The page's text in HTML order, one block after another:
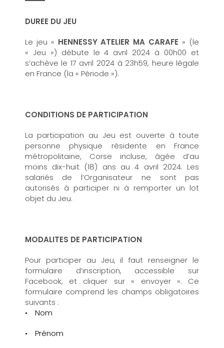
DUREE DU JEU
Le jeu « HENNESSY ATELIER MA CARAFE » (le
« Jeu ») débute le 4 avril 2024 à 00h00 et
s’achève le 17 avril 2024 à 23h59, heure légale
en France (la « Période »).
CONDITIONS DE PARTICIPATION
La participation au Jeu est ouverte à toute
personne physique résidente en France
métropolitaine, Corse incluse, âgée d’au
moins dix-huit (18) ans au 4 avril 2024. Les
salariés de l’Organisateur ne sont pas
autorisés à participer ni à remporter un lot
objet du Jeu.
MODALITES DE PARTICIPATION
Pour participer au Jeu, il faut renseigner le
formulaire d’inscription, accessible sur
Facebook, et cliquer sur « envoyer ». Ce
formulaire comprend les champs obligatoires
suivants :
Nom
Prénom